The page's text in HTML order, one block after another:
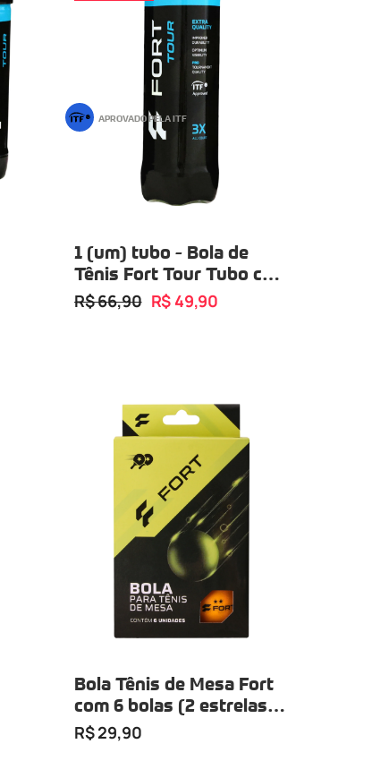
APROVADO PELA ITF
1 (um) tubo - Bola de
Tênis Fort Tour Tubo com
03 Bolas
R$ 66,90 R$ 49,90
Bola Tênis de Mesa Fort
com 6 bolas (2 estrelas
laranja)
R$ 29,90